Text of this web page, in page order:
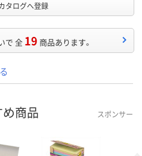
タログへ登録
で 全 19 商品あります。
商品 スポンサー